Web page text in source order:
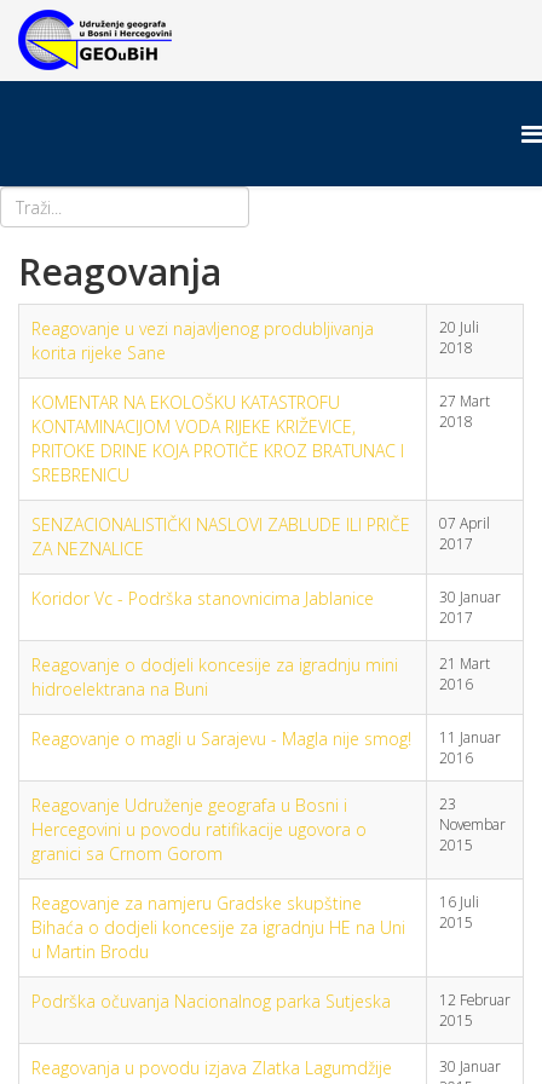
Reagovanja
Reagovanje u vezi najavljenog produbljivanja
korita rijeke Sane
20 Juli
2018
KOMENTAR NA EKOLOŠKU KATASTROFU
KONTAMINACIJOM VODA RIJEKE KRIŽEVICE,
PRITOKE DRINE KOJA PROTIČE KROZ BRATUNAC I
SREBRENICU
27 Mart
2018
SENZACIONALISTIČKI NASLOVI ZABLUDE ILI PRIČE
ZA NEZNALICE
07 April
2017
Koridor Vc - Podrška stanovnicima Jablanice
30 Januar
2017
Reagovanje o dodjeli koncesije za igradnju mini
hidroelektrana na Buni
21 Mart
2016
Reagovanje o magli u Sarajevu - Magla nije smog!
11 Januar
2016
Reagovanje Udruženje geografa u Bosni i
Hercegovini u povodu ratifikacije ugovora o
granici sa Crnom Gorom
23
Novembar
2015
Reagovanje za namjeru Gradske skupštine
Bihaća o dodjeli koncesije za igradnju HE na Uni
u Martin Brodu
16 Juli
2015
Podrška očuvanja Nacionalnog parka Sutjeska
12 Februar
2015
Reagovanja u povodu izjava Zlatka Lagumdžije
30 Januar